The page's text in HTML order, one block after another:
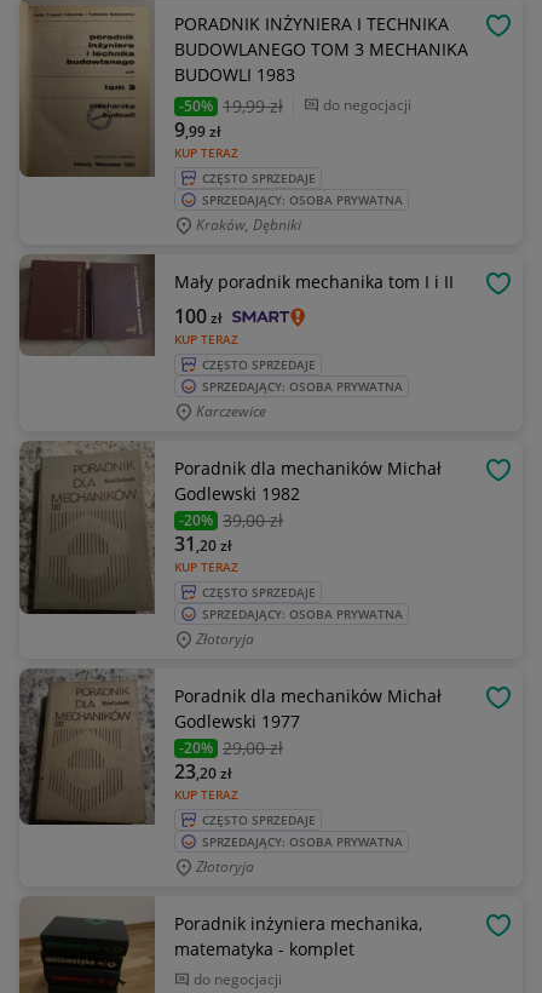
PORADNIK INŻYNIERA I TECHNIKA
BUDOWLANEGO TOM 3 MECHANIKA
BUDOWLI 1983
-50% 19,99 zł do negocjacji
KUP TERAZ
9,99zł
CZĘSTO SPRZEDAJE
SPRZEDAJĄCY: OSOBA PRYWATNA
Kraków, Dębniki
Mały poradnik mechanika tom I i II
KUP TERAZ
100zł
CZĘSTO SPRZEDAJE
SPRZEDAJĄCY: OSOBA PRYWATNA
Karczewice
Poradnik dla mechaników Michał
Godlewski 1982
-20% 39,00 zł
KUP TERAZ
31 ,20zł
CZĘSTO SPRZEDAJE
SPRZEDAJĄCY: OSOBA PRYWATNA
Złotoryja
Poradnik dla mechaników Michał
Godlewski 1977
-20% 29,00 zł
KUP TERAZ
23,20zł
CZĘSTO SPRZEDAJE
SPRZEDAJĄCY: OSOBA PRYWATNA
Złotoryja
Poradnik inżyniera mechanika,
matematyka - komplet
do negocjacji